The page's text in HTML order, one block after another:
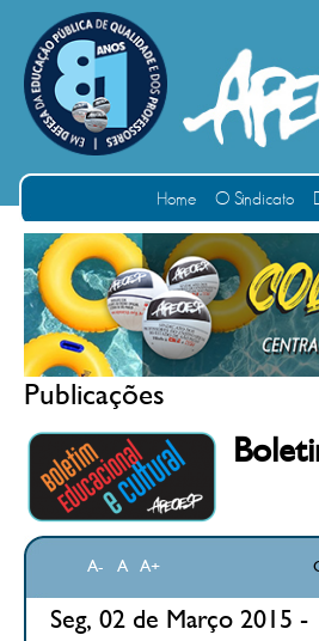
Home O Sindicato
Publicações
A- A A+
Seg, 02 de Março 2015 -